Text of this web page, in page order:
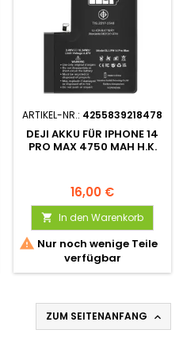
ARTIKEL-NR.: 4255839218478
DEJI AKKU FÜR IPHONE 14
PRO MAX 4750 MAH H.K.
16,00 €
 In den Warenkorb
 Nur noch wenige Teile
verfügbar
ZUM SEITENANFANG 